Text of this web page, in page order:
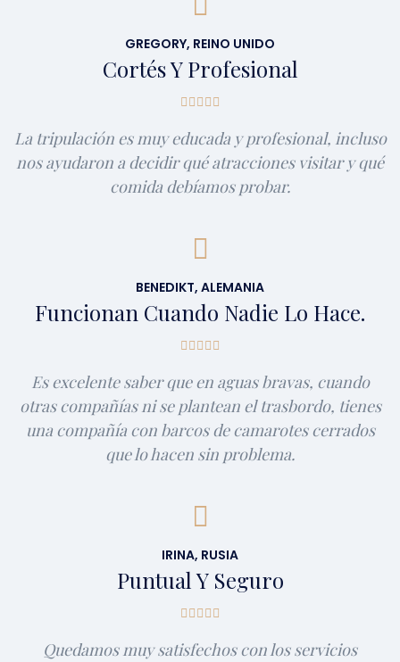
GREGORY, REINO UNIDO
Cortés Y Profesional
La tripulación es muy educada y profesional, incluso
nos ayudaron a decidir qué atracciones visitar y qué
comida debíamos probar.
BENEDIKT, ALEMANIA
Funcionan Cuando Nadie Lo Hace.
Es excelente saber que en aguas bravas, cuando
otras compañías ni se plantean el trasbordo, tienes
una compañía con barcos de camarotes cerrados
que lo hacen sin problema.
IRINA, RUSIA
Puntual Y Seguro
Quedamos muy satisfechos con los servicios